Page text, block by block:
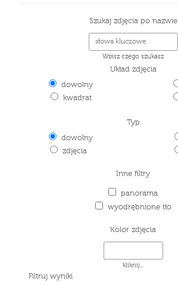
Szukaj zdjęcia po nazwie
Wpisz czego szukasz
Układ zdjęcia
dowolny
kwadrat
Typ
dowolny
zdjęcia
Inne filtry
panorama
wyodrębnione tło
Kolor zdjęcia
kliknij...
Filtruj wyniki